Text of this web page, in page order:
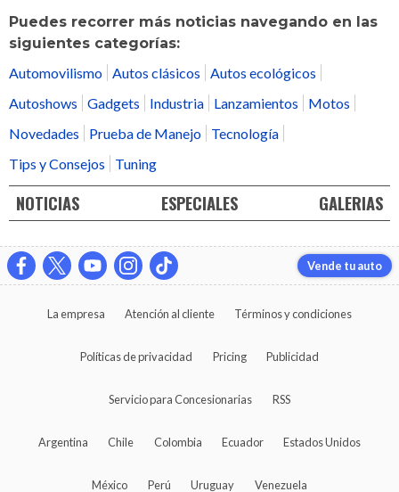
Puedes recorrer más noticias navegando en las
siguientes categorías:
Automovilismo
Autos clásicos
Autos ecológicos
Autoshows
Gadgets Industria Lanzamientos
Motos
Novedades
Prueba de Manejo
Tecnología
Tips y Consejos
Tuning
NOTICIAS ESPECIALES GALERIAS
Vende tu auto
La empresa Atención al cliente Términos y condiciones
Políticas de privacidad Pricing Publicidad
Servicio para Concesionarias RSS
Argentina Chile Colombia Ecuador Estados Unidos
México Perú Uruguay Venezuela